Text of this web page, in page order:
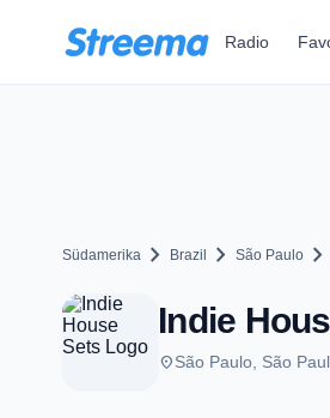
Radio
Südamerika chevron_right Brazil chevron_right São Paulo chevron_right
Indie
placeSão Paulo, São